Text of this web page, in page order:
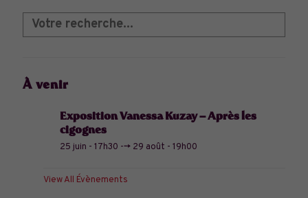
À venir
Exposition Vanessa Kuzay – Après les
cigognes
25 juin - 17h30 --> 29 août - 19h00
View All Évènements